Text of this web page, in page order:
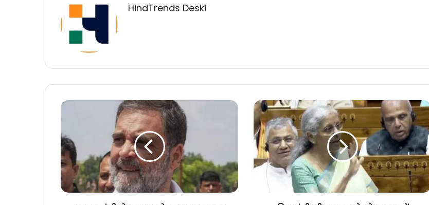
HindTrends Desk1
राहुल
सरकार
से
वायनाड
आपदा
को
राष्ट्रीय
वित्त
मंत्री
सीतारमण
ने
लोकसभा
में
स्वास्थ्य